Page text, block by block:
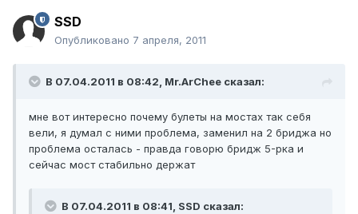
SSD
Опубликовано 7 апреля, 2011
В 07.04.2011 в 08:42, Mr.ArChee сказал:
мне вот интересно почему булеты на мостах так себя
вели, я думал с ними проблема, заменил на 2 бриджа но
проблема осталась - правда говорю бридж 5-рка и
сейчас мост стабильно держат
В 07.04.2011 в 08:41, SSD сказал: